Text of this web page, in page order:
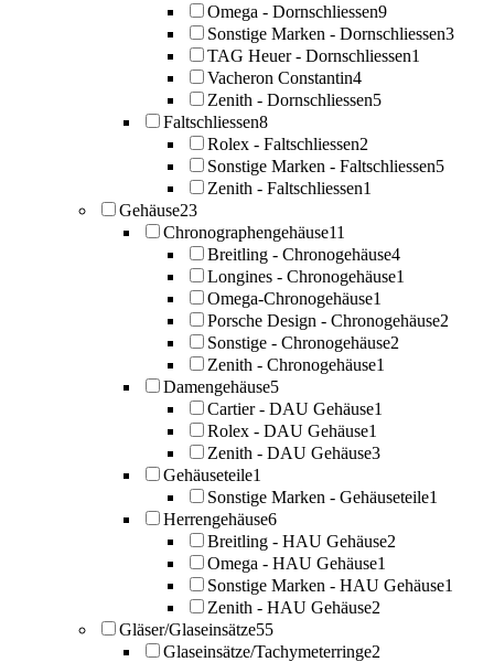
Omega - Dornschliessen9
Sonstige Marken - Dornschliessen3
TAG Heuer - Dornschliessen1
Vacheron Constantin4
Zenith - Dornschliessen5
Faltschliessen8
Rolex - Faltschliessen2
Sonstige Marken - Faltschliessen5
Zenith - Faltschliessen1
Gehäuse23
Chronographengehäuse11
Breitling - Chronogehäuse4
Longines - Chronogehäuse1
Omega-Chronogehäuse1
Porsche Design - Chronogehäuse2
Sonstige - Chronogehäuse2
Zenith - Chronogehäuse1
Damengehäuse5
Cartier - DAU Gehäuse1
Rolex - DAU Gehäuse1
Zenith - DAU Gehäuse3
Gehäuseteile1
Sonstige Marken - Gehäuseteile1
Herrengehäuse6
Breitling - HAU Gehäuse2
Omega - HAU Gehäuse1
Sonstige Marken - HAU Gehäuse1
Zenith - HAU Gehäuse2
Gläser/Glaseinsätze55
Glaseinsätze/Tachymeterringe2